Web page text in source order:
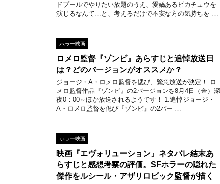
ドプールでやりたい放題のうえ、愛嬌あるピカチュウを
演じるなんて…と、考えるだけで不安な方の気持ちを …
ホラー映画
ロメロ監督『ゾンビ』あらすじと追悼放送日
は？どのバージョンがオススメか？
ジョージ・A・ロメロ監督を偲び、緊急放送が決定！ ロ
メロ監督作品『ゾンビ』の2バージョンを8月4日（金）深
夜0：00～ほか放送されるようです！ 1.追悼ジョージ・
A・ロメロ監督を偲び『ゾンビ』の2バー …
ホラー映画
映画『エヴォリューション』ネタバレ結末あ
らすじと感想考察の評価。SFホラーの隠れた
傑作をルシール・アザリロビック監督が描く